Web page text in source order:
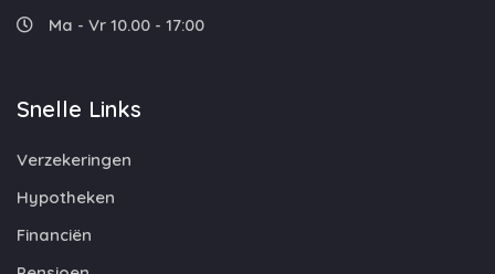
Ma - Vr 10.00 - 17:00
Snelle Links
Verzekeringen
Hypotheken
Financiën